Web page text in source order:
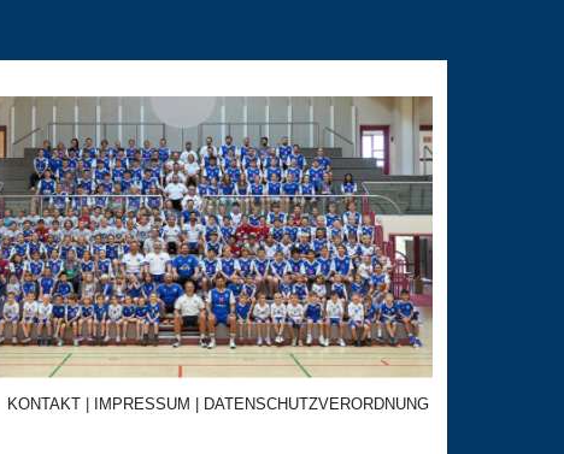
KONTAKT IMPRESSUM | DATENSCHUTZVERORDNUNG